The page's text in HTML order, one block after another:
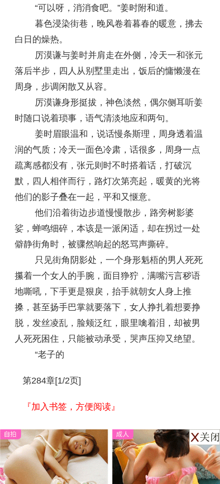
“可以呀，消消食吧。”姜时附和道。
暮色浸染街巷，晚风卷着暮春的暖意，拂去
白日的燥热。
厉漠谦与姜时并肩走在外侧，冷天一和张元
落后半步，四人从别墅里走出，饭后的慵懒漫在
周身，步调闲散又从容。
厉漠谦身形挺拔，神色淡然，偶尔侧耳听姜
时随口说着琐事，语气清淡地应和两句。
姜时眉眼温和，说话慢条斯理，周身透着温
润的气质；冷天一面色冷肃，话很多，周身一点
疏离感都没有，张元则时不时搭着话，打破沉
默，四人相伴而行，路灯次第亮起，暖黄的光将
他们的影子叠在一起，平和又惬意。
他们沿着街边步道慢慢散步，路旁树影婆
娑，蝉鸣细碎，本该是一派闲适，却在拐过一处
僻静街角时，被骤然响起的怒骂声撕碎。
只见街角阴影处，一个身形魁梧的男人死死
攥着一个女人的手腕，面目狰狞，满嘴污言秽语
地嘶吼，下手更是狠戾，抬手就朝女人身上推
搡，甚至扬手巴掌就要落下，女人挣扎着想要挣
脱，发丝凌乱，脸颊泛红，眼里噙着泪，却被男
人死死困住，只能被动承受，哭声压抑又绝望。
“老子的
第284章[1/2页]
『加入书签，方便阅读』